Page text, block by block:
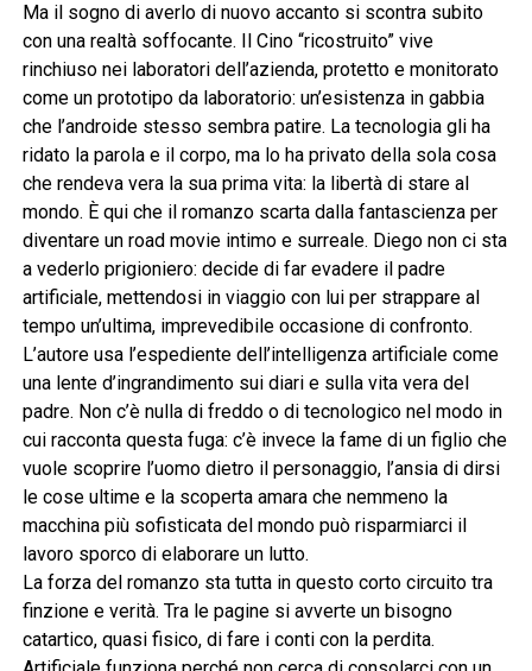
Ma il sogno di averlo di nuovo accanto si scontra subito
con una realtà soffocante. Il Cino “ricostruito” vive
rinchiuso nei laboratori dell’azienda, protetto e monitorato
come un prototipo da laboratorio: un’esistenza in gabbia
che l’androide stesso sembra patire. La tecnologia gli ha
ridato la parola e il corpo, ma lo ha privato della sola cosa
che rendeva vera la sua prima vita: la libertà di stare al
mondo. È qui che il romanzo scarta dalla fantascienza per
diventare un road movie intimo e surreale. Diego non ci sta
a vederlo prigioniero: decide di far evadere il padre
artificiale, mettendosi in viaggio con lui per strappare al
tempo un’ultima, imprevedibile occasione di confronto.
L’autore usa l’espediente dell’intelligenza artificiale come
una lente d’ingrandimento sui diari e sulla vita vera del
padre. Non c’è nulla di freddo o di tecnologico nel modo in
cui racconta questa fuga: c’è invece la fame di un figlio che
vuole scoprire l’uomo dietro il personaggio, l’ansia di dirsi
le cose ultime e la scoperta amara che nemmeno la
macchina più sofisticata del mondo può risparmiarci il
lavoro sporco di elaborare un lutto.
La forza del romanzo sta tutta in questo corto circuito tra
finzione e verità. Tra le pagine si avverte un bisogno
catartico, quasi fisico, di fare i conti con la perdita.